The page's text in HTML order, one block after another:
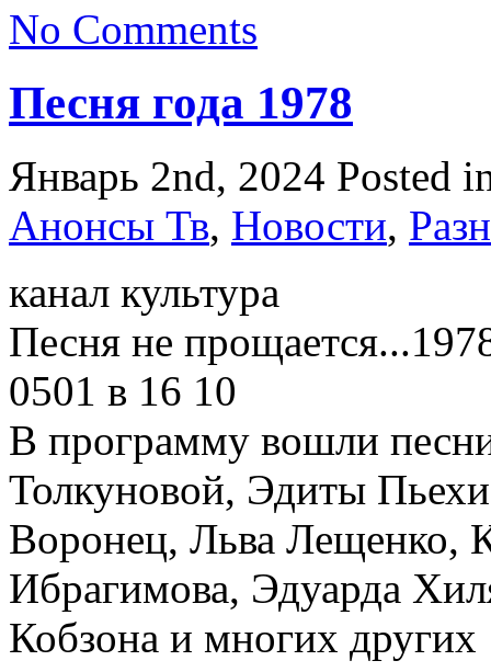
No Comments
Песня года 1978
Январь 2nd, 2024 Posted
Анонсы Тв, Новости,
канал культура
Песня не
0501 в 16 10
В программу вошли
Толкуновой, Эдиты
Воронец, Льва Лещенко,
Ибрагимова, Эдуарда
Кобзона и многих других